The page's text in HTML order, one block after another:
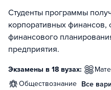
Студенты программы
корпоративных
финансового
предприятия.
Экзамены в 18 вузах:
обществознание Все